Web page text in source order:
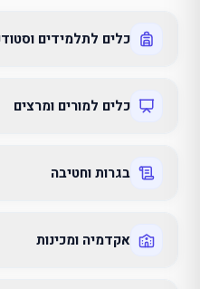
כלים לתלמידים
כלים למורים ומרצים
בגרות וחטיבה
אקדמיה ומכינות